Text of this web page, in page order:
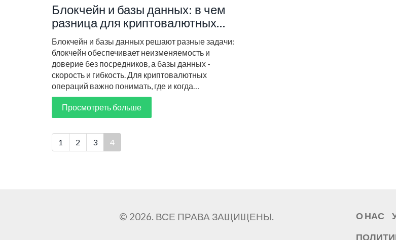
Блокчейн и базы данных: в чем
разница для криптовалютных
операций
Блокчейн и базы данных решают разные задачи:
блокчейн обеспечивает неизменяемость и
доверие без посредников, а базы данных -
скорость и гибкость. Для криптовалютных
операций важно понимать, где и когда
использовать каждую технологию.
Просмотреть больше
1 2 3 4
© 2026. ВСЕ ПРАВА ЗАЩИЩЕНЫ. О НАС